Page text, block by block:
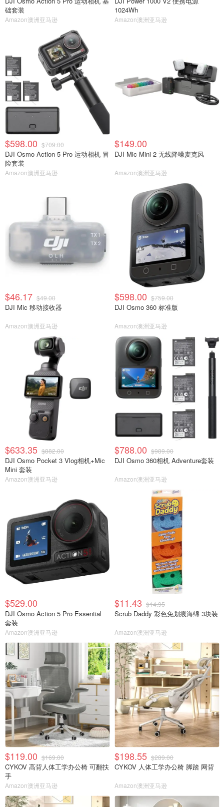
础套装
Amazon澳洲亚马逊
1024Wh
Amazon澳洲亚马逊
$598.00 $709.00
DJI Osmo Action 5 Pro 运动相机 冒
险套装
Amazon澳洲亚马逊
$149.00
DJI Mic Mini 2 无线降噪麦克风
Amazon澳洲亚马逊
$46.17 $49.00
DJI Mic 移动接收器
Amazon澳洲亚马逊
$598.00 $759.00
DJI Osmo 360 标准版
Amazon澳洲亚马逊
$633.35 $882.00
DJI Osmo Pocket 3 Vlog相机+Mic
Mini 套装
Amazon澳洲亚马逊
$788.00 $989.00
DJI Osmo 360相机 Adventure套装
Amazon澳洲亚马逊
$529.00
DJI Osmo Action 5 Pro Essential
套装
Amazon澳洲亚马逊
$11.43 $14.95
Scrub Daddy 彩色免划痕海绵 3块装
Amazon澳洲亚马逊
$119.00 $169.00
CYKOV 高背人体工学办公椅 可翻扶
手
Amazon澳洲亚马逊
$198.55 $289.00
CYKOV 人体工学办公椅 脚踏 网背
Amazon澳洲亚马逊